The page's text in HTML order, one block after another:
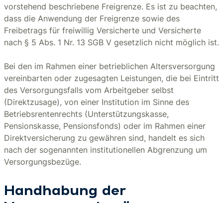
vorstehend beschriebene Freigrenze. Es ist zu beachten,
dass die Anwendung der Freigrenze sowie des
Freibetrags für freiwillig Versicherte und Versicherte
nach § 5 Abs. 1 Nr. 13 SGB V gesetzlich nicht möglich ist.
Bei den im Rahmen einer betrieblichen Altersversorgung
vereinbarten oder zugesagten Leistungen, die bei Eintritt
des Versorgungsfalls vom Arbeitgeber selbst
(Direktzusage), von einer Institution im Sinne des
Betriebsrentenrechts (Unterstützungskasse,
Pensionskasse, Pensionsfonds) oder im Rahmen einer
Direktversicherung zu gewähren sind, handelt es sich
nach der sogenannten institutionellen Abgrenzung um
Versorgungsbezüge.
Handhabung der